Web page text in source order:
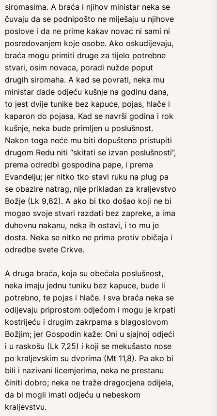
siromasima. A braća i njihov ministar neka se
čuvaju da se podnipošto ne miješaju u njihove
poslove i da ne prime kakav novac ni sami ni
posredovanjem koje osobe. Ako oskudijevaju,
braća mogu primiti druge za tijelo potrebne
stvari, osim novaca, poradi nužde poput
drugih siromaha. A kad se povrati, neka mu
ministar dade odjeću kušnje na godinu dana,
to jest dvije tunike bez kapuce, pojas, hlače i
kaparon do pojasa. Kad se navrši godina i rok
kušnje, neka bude primljen u poslušnost.
Nakon toga neće mu biti dopušteno pristupiti
drugom Redu niti “skitati se izvan poslušnosti”,
prema odredbi gospodina pape, i prema
Evanđelju; jer nitko tko stavi ruku na plug pa
se obazire natrag, nije prikladan za kraljevstvo
Božje (Lk 9,62). A ako bi tko došao koji ne bi
mogao svoje stvari razdati bez zapreke, a ima
duhovnu nakanu, neka ih ostavi, i to mu je
dosta. Neka se nitko ne prima protiv običaja i
odredbe svete Crkve.
A druga braća, koja su obećala poslušnost,
neka imaju jednu tuniku bez kapuce, bude li
potrebno, te pojas i hlače. I sva braća neka se
odijevaju priprostom odjećom i mogu je krpati
kostrijeću i drugim zakrpama s blagoslovom
Božjim; jer Gospodin kaže: Oni u sjajnoj odjeći
i u raskošu (Lk 7,25) i koji se mekušasto nose
po kraljevskim su dvorima (Mt 11,8). Pa ako bi
bili i nazivani licemjerima, neka ne prestanu
činiti dobro; neka ne traže dragocjena odijela,
da bi mogli imati odjeću u nebeskom
kraljevstvu.